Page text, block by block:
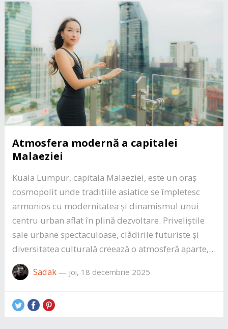
Atmosfera modernă a capitalei
Malaeziei
Kuala Lumpur, capitala Malaeziei, este un oraș
cosmopolit unde tradițiile asiatice se împletesc
armonios cu modernitatea și dinamismul unui
centru urban aflat în plină dezvoltare. Priveliștile
sale urbane spectaculoase, clădirile futuriste și
diversitatea culturală creează o atmosferă aparte,…
Sadak— joi, 18 decembrie 2025